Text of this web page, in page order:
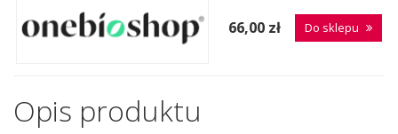
66,00 zł Do sklepu
Opis produktu